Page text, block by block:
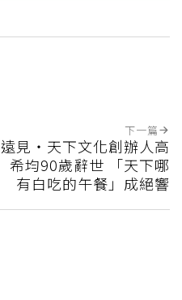
下一篇
遠見‧天下文化創辦人高
希均90歲辭世 「天下哪
有白吃的午餐」成絕響